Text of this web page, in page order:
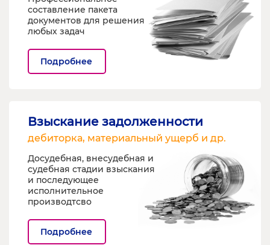
составление пакета
документов для решения
любых задач
Подробнее
Взыскание задолженности
дебиторка, материальный ущерб и др.
Досудебная, внесудебная и
судебная стадии взыскания
и последующее
исполнительное
производтсво
Подробнее